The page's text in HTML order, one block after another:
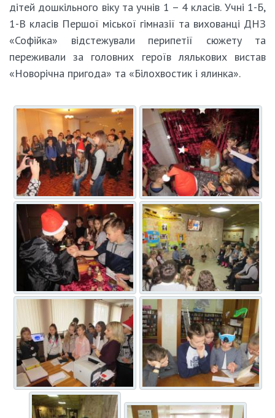
дітей дошкільного віку та учнів 1 – 4 класів. Учні 1-Б,
1-В класів Першої міської гімназії та вихованці ДНЗ
«Софійка» відстежували перипетії сюжету та
переживали за головних героїв лялькових вистав
«Новорічна пригода» та «Білохвостик і ялинка».